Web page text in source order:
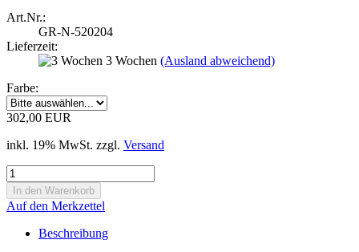
Art.Nr.:
GR-N-520204
Lieferzeit:
3 Wochen (Ausland abweichend)
Farbe:
302,00 EUR
inkl. 19% MwSt. zzgl. Versand
Auf den Merkzettel
Beschreibung